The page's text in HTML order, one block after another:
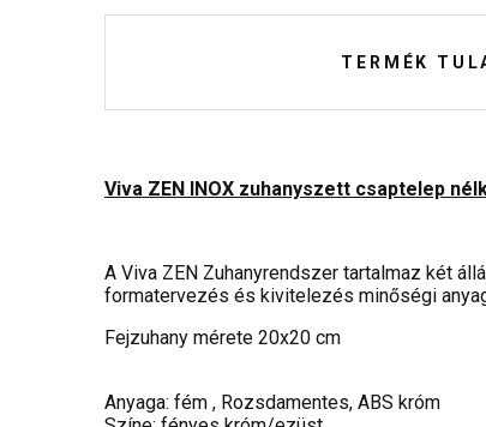
TERMÉK
Viva ZEN INOX zuhanyszett csaptelep
A Viva ZEN Zuhanyrendszer tartalmaz két
formatervezés és kivitelezés minőségi
Fejzuhany mérete 20x20 cm
Anyaga: fém , Rozsdamentes, ABS króm